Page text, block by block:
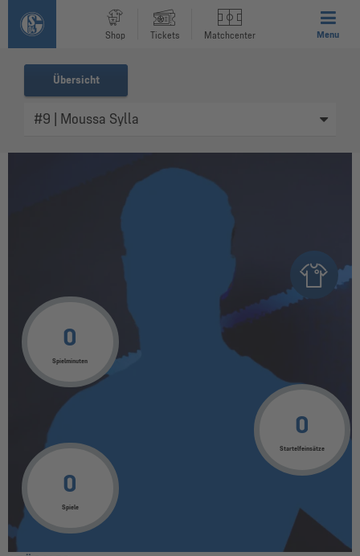
Shop Tickets Matchcenter Menu
Übersicht
0
Spielminuten
0
Spiele
0
Startelfeinsätze